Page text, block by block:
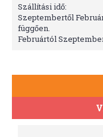
Szállítási idő:
Szeptembertől
függően.
Februártól